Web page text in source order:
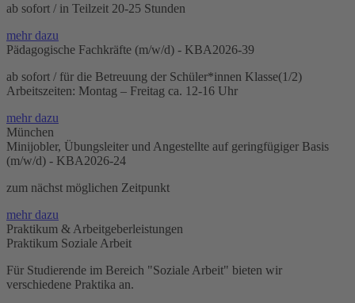
ab sofort / in Teilzeit 20-25 Stunden
mehr dazu
Pädagogische Fachkräfte (m/w/d) - KBA2026-39
ab sofort / für die Betreuung der Schüler*innen Klasse(1/2)
Arbeitszeiten: Montag – Freitag ca. 12-16 Uhr
mehr dazu
München
Minijobler, Übungsleiter und Angestellte auf geringfügiger Basis
(m/w/d) - KBA2026-24
zum nächst möglichen Zeitpunkt
mehr dazu
Praktikum & Arbeitgeberleistungen
Praktikum Soziale Arbeit
Für Studierende im Bereich "Soziale Arbeit" bieten wir
verschiedene Praktika an.